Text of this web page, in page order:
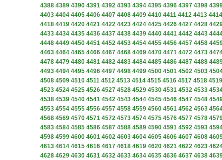
4388 4389 4390 4391 4392 4393 4394 4395 4396 4397 4398
4403 4404 4405 4406 4407 4408 4409 4410 4411 4412 4413 4414
4418 4419 4420 4421 4422 4423 4424 4425 4426 4427 4428
4433 4434 4435 4436 4437 4438 4439 4440 4441 4442 4443
4448 4449 4450 4451 4452 4453 4454 4455 4456 4457 4458
4463 4464 4465 4466 4467 4468 4469 4470 4471 4472 4473
4478 4479 4480 4481 4482 4483 4484 4485 4486 4487 4488
4493 4494 4495 4496 4497 4498 4499 4500 4501 4502 4503
4508 4509 4510 4511 4512 4513 4514 4515 4516 4517 4518 4519
4523 4524 4525 4526 4527 4528 4529 4530 4531 4532 4533
4538 4539 4540 4541 4542 4543 4544 4545 4546 4547 4548
4553 4554 4555 4556 4557 4558 4559 4560 4561 4562 4563
4568 4569 4570 4571 4572 4573 4574 4575 4576 4577 4578
4583 4584 4585 4586 4587 4588 4589 4590 4591 4592 4593
4598 4599 4600 4601 4602 4603 4604 4605 4606 4607 4608
4613 4614 4615 4616 4617 4618 4619 4620 4621 4622 4623
4628 4629 4630 4631 4632 4633 4634 4635 4636 4637 4638